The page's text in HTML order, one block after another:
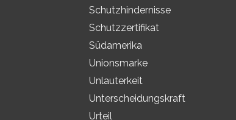
Schutzhindernisse
Schutzzertifikat
Südamerika
Unionsmarke
Unlauterkeit
Unterscheidungskraft
Urteil